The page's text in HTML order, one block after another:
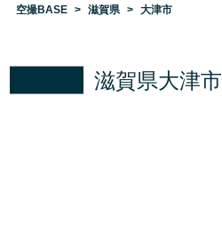
空撮BASE 滋賀県 大津市
滋賀県大津市